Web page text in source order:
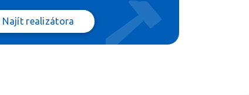
Najít realizátora